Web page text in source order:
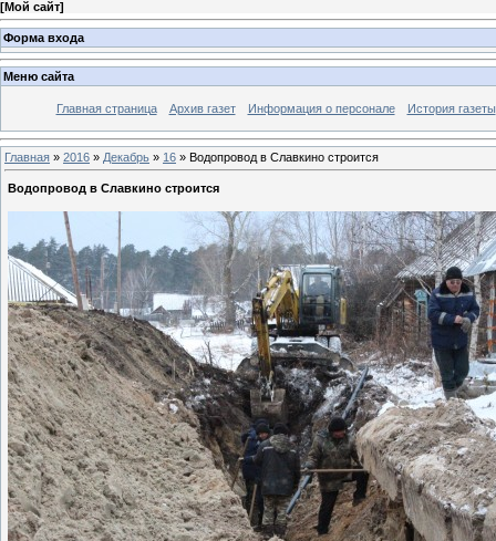
[Мой сайт]
Форма входа
Меню сайта
Главная страница Архив газет Информация о персонале История газеты
Главная » 2016 » Декабрь » 16 » Водопровод в Славкино строится
Водопровод в Славкино строится